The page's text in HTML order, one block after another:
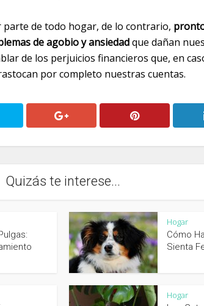
de todo hogar, de lo contrario,
de agobio y ansiedadque dañan
de los perjuicios financieros que, en
por completo nuestras cuentas.
Quizás te interese...
Hogar
Cómo
Sienta
Hogar